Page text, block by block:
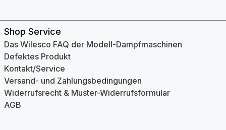
Shop Service
Das Wilesco FAQ der Modell-Dampfmaschinen
Defektes Produkt
Kontakt/Service
Versand- und Zahlungsbedingungen
Widerrufsrecht & Muster-Widerrufsformular
AGB